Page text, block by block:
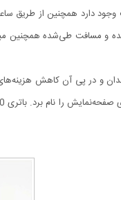
وجود دارد همچنین از طریق
و در پی آن کاهش